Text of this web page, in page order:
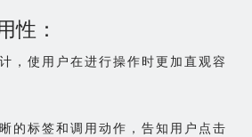
性：
，使用户在进行操作时更加直观容
的标签和调用动作，告知用户点击